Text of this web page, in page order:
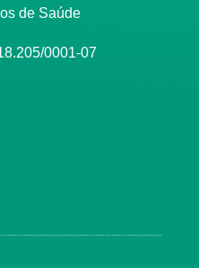
de Saúde
0001-07